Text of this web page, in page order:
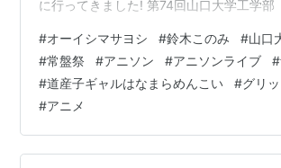
に行ってきました! 第74回山口大学工学部
ん⁰の2組に決定！！熱いアニソンライブに
いなしです！ 日時：11/8(土) 14:00開演会
工学部 野外特設ステージ 】★価格学内・
1000円 pic.twitter.com/YJUb3mMuuH —
祭実行委員会 (@to…
#オーイシマサヨシ #鈴木このみ #山口
#常盤祭 #アニソン #アニソンライブ #
#道産子ギャルはなまらめんこい #グリ
#アニメ